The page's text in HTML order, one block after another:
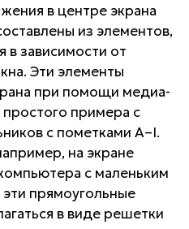
в центре экрана
из элементов,
в зависимости от
Эти элементы
при помощи медиа-
примера с
с пометками A–I.
на экране
с маленьким
прямоугольные
в виде решетки